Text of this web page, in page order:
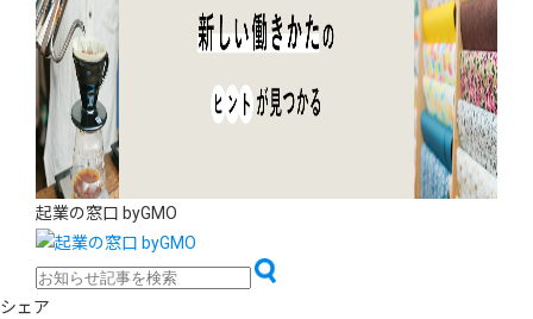
起業の窓口 byGMO
シェア